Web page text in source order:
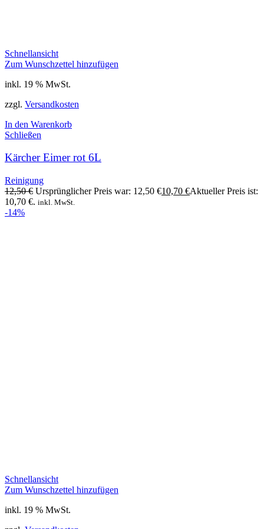
Schnellansicht
Zum Wunschzettel hinzufügen
inkl. 19 % MwSt.
zzgl. Versandkosten
In den Warenkorb
Schließen
Kärcher Eimer rot 6L
Reinigung
12,50€ Ursprünglicher Preis war: 12,50 €10,70 €Aktueller Preis ist:
10,70 €. inkl. MwSt.
-14%
Schnellansicht
Zum Wunschzettel hinzufügen
inkl. 19 % MwSt.